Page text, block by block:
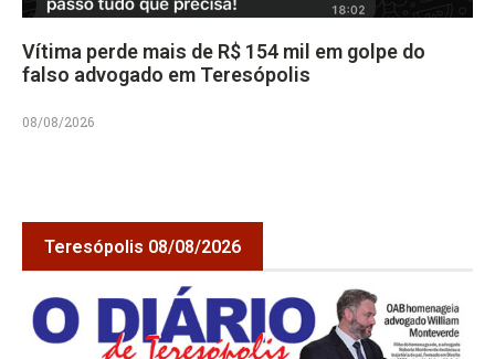
Vítima perde mais de R$ 154 mil em golpe do
falso advogado em Teresópolis
08/08/2026
Teresópolis 08/08/2026